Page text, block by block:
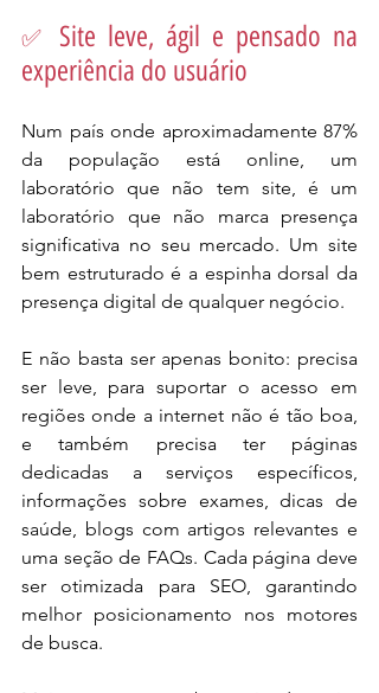
✅
Site leve, ágil e pensado na
experiência do usuário
Num país onde aproximadamente 87%
da população está online, um
laboratório que não tem site, é um
laboratório que não marca presença
significativa no seu mercado. Um site
bem estruturado é a espinha dorsal da
presença digital de qualquer negócio.
E não basta ser apenas bonito: precisa
ser leve, para suportar o acesso em
regiões onde a internet não é tão boa,
e também precisa ter páginas
dedicadas a serviços específicos,
informações sobre exames, dicas de
saúde, blogs com artigos relevantes e
uma seção de FAQs. Cada página deve
ser otimizada para SEO, garantindo
melhor posicionamento nos motores
de busca.